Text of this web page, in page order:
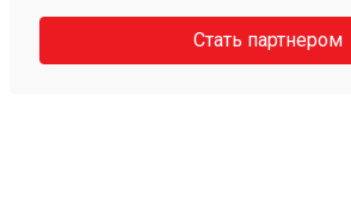
Стать партнером